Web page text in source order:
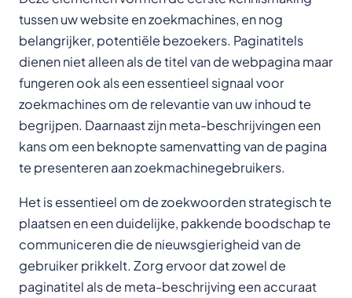
tussen uw website en zoekmachines, en nog
belangrijker, potentiële bezoekers. Paginatitels
dienen niet alleen als de titel van de webpagina maar
fungeren ook als een essentieel signaal voor
zoekmachines om de relevantie van uw inhoud te
begrijpen. Daarnaast zijn meta-beschrijvingen een
kans om een beknopte samenvatting van de pagina
te presenteren aan zoekmachinegebruikers.
Het is essentieel om de zoekwoorden strategisch te
plaatsen en een duidelijke, pakkende boodschap te
communiceren die de nieuwsgierigheid van de
gebruiker prikkelt. Zorg ervoor dat zowel de
paginatitel als de meta-beschrijving een accuraat